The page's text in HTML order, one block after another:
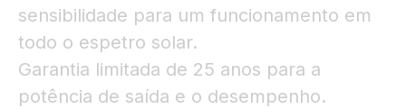
sensibilidade para um funcionamento em
todo o espetro solar.
Garantia limitada de 25 anos para a
potência de saída e o desempenho.